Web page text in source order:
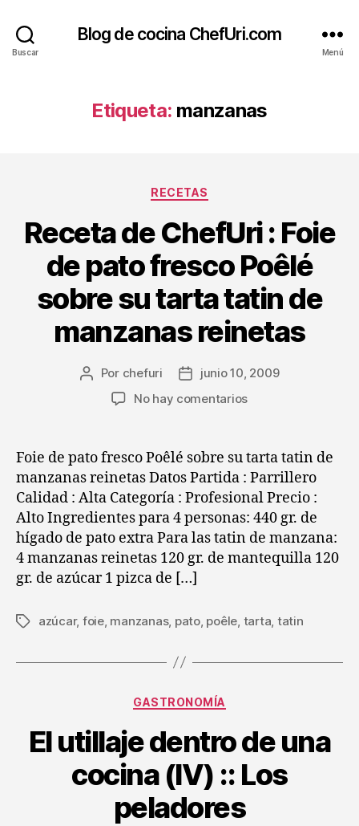
Buscar
Blog de cocina ChefUri.com
Menú
Etiqueta: manzanas
Categorías
RECETAS
Receta de ChefUri : Foie
de pato fresco Poêlé
sobre su tarta tatin de
manzanas reinetas
Autor
Por chefuri
Fechajunio 10, 2009
No hay comentariosen
ChefUri
Foie
de
pato
fresco
Poêlé
tatin
manzanas
Foie de pato fresco Poêlé sobre su tarta tatin de
manzanas reinetas Datos Partida : Parrillero
Calidad : Alta Categoría : Profesional Precio :
Alto Ingredientes para 4 personas: 440 gr. de
hígado de pato extra Para las tatin de manzana:
4 manzanas reinetas 120 gr. de mantequilla 120
gr. de azúcar 1 pizca de […]
Etiquetas
azúcar, foie, manzanas, pato, poêle tarta tatin
Categorías
GASTRONOMÍA
El utillaje dentro de una
cocina (IV) :: Los
peladores